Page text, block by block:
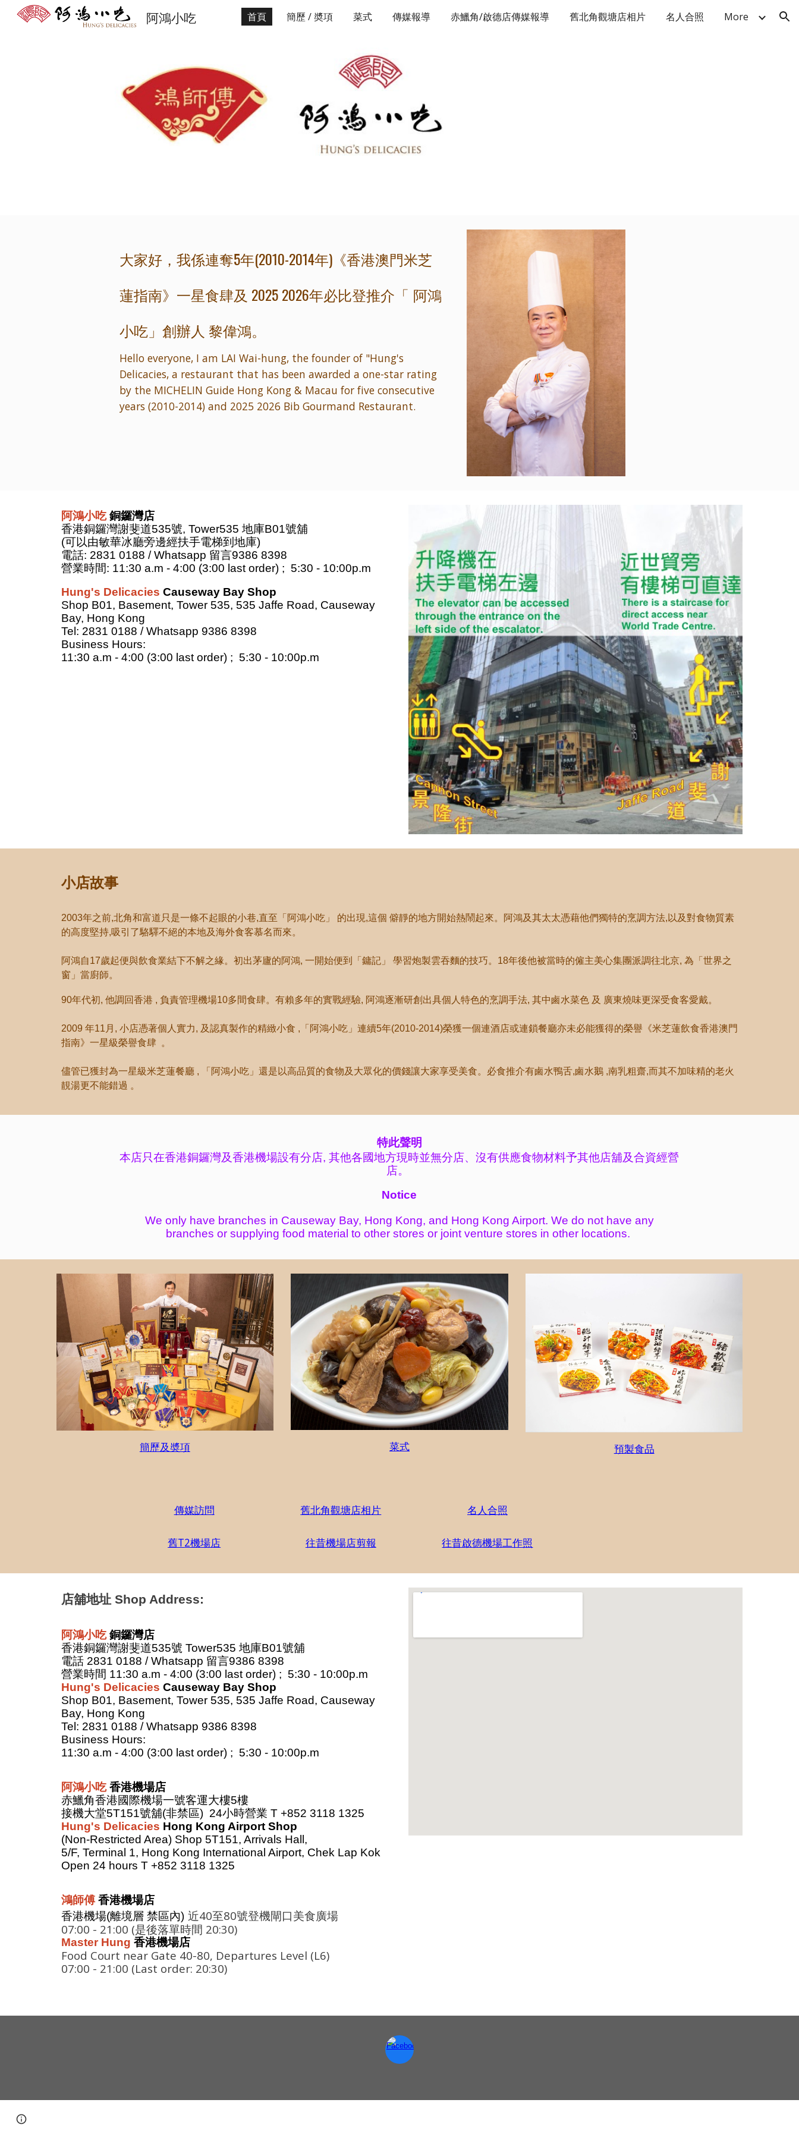
Skip to main content Skip to navigation
阿鴻小吃 首頁 簡歷 / 奬項 菜式 傳媒報導 赤鱲角/啟德店傳媒報導 舊北角觀塘店相片 名人合照 More
大家好，我係連奪5年(2010-2014年) 《香港澳門米芝
蓮指南》 一星食肆及 2025 2026年必比登推介 「 阿鴻
小吃 」創辦人 黎偉鴻。
Hello everyone, I am LAI Wai-hung, the founder of "Hung's
Delicacies, a restaurant that has been awarded a one-star rating
by the MICHELIN Guide Hong Kong & Macau for five consecutive
years (2010-2014) and 2025 2026 Bib Gourmand Restaurant.
阿鴻小吃 銅鑼灣店
香港銅鑼灣謝斐道535號, Tower535 地庫B01號舖
(可以由敏華冰廳旁邊經扶手電梯到地庫)
電話: 2831 0188 / Whatsapp 留言9386 8398
營業時間: 11:30 a.m - 4:00 (3:00 last order) ; 5:30 - 10:00p.m
Hung's Delicacies Causeway Bay Shop
Shop B01, Basement, Tower 535, 535 Jaffe Road, Causeway
Bay, Hong Kong
Tel : 2831 0188 / Whatsapp 9386 8398
Business Hours:
11:30 a.m - 4:00 (3:00 last order) ; 5:30 - 10:00p.m
小店故事
2003年之前,北角和富道只是一條不起眼的小巷,直至 「 阿鴻小吃」
的出現,這個 僻靜的地方開始熱鬧起來。阿鴻及其太太憑藉他們獨特的烹調方法,以及對食物質素
的高度堅持,吸引了駱驛不絕的本地及海外食客慕名而來。
阿鴻自17歲起便與飲食業結下不解之緣。初出茅廬的阿鴻, 一開始便到 「 鏞記」 學習炮製雲吞麵的技巧。18年後他被當時的僱主美心集團派調往北京, 為 「 世界之
窗 」 當廚師。
90年代初, 他調回香港 , 負責管理機場10多間食肆。有賴多年的實戰經驗, 阿鴻逐漸研創出具個人特色的烹調手法, 其中鹵水菜色 及 廣東燒味更深受食客愛戴。
2009 年11月, 小店憑著個人實力, 及認真製作的精緻小食 , 「 阿鴻小吃」 連續5年(2010-2014)榮獲一個連酒店或連鎖餐廳亦未必能獲得的榮譽《米芝蓮飲食香港澳門
指南》一星級榮譽食肆 。
儘管已獲封為一星級米芝蓮餐廳 , 「 阿鴻小吃」 還是以高品質的食物及大眾化的價錢讓大家享受美食。必食推介有鹵水鴨舌,鹵水鵝 ,南乳粗齋,而其不加味精的老火
靚湯更不能錯過 。
特此聲明
本店只在香港銅鑼灣及香港機場設有分店, 其他各國地方現時並無分店、沒有供應食物材料予其他店舖及合資經營
店。
Notice
We only have branches in Causeway Bay, Hong Kong, and Hong Kong Airport. We do not have any
branches or supplying food material to other stores or joint venture stores in other locations.
簡歷及奬項 菜式 預製食品
傳媒訪問
舊T2機場店
舊北角觀塘店相片
往昔機場店剪報
名人合照
往昔啟德機場工作照
店舖地址 Shop Address:
阿鴻小吃銅鑼灣店
香港銅鑼灣謝斐道535號 Tower535 地庫B01號舖
電話 2831 0188 / Whatsapp 留言9386 8398
營業時間 11:30 a.m - 4:00 (3:00 last order) ; 5:30 - 10:00p.m
Hung's Delicacies Causeway Bay Shop
Shop B01, Basement, Tower 535, 535 Jaffe Road, Causeway
Bay, Hong Kong
Tel: 2831 0188 / Whatsapp 9386 8398
Business Hours:
11:30 a.m - 4:00 (3:00 last order) ; 5:30 - 10:00p.m
阿鴻小吃 香港機場店
赤鱲角香港國際機場一號客運大樓5樓
接機大堂5T151號舖(非禁區) 24小時營業 T +852 3118 1325
Hung's Delicacies Hong Kong Airport Shop
(Non-Restricted Area) Shop 5T151, Arrivals Hall,
5/F, Terminal 1, Hong Kong International Airport, Chek Lap Kok
Open 24 hours T +852 3118 1325
鴻師傅香港機場店
香港機場(離境層 禁區內) 近40至80號登機閘口美食廣場
07:00 - 21:00 (是後落單時間 20:30)
Master Hung 香港機場店
Food Court near Gate 40-80, Departures Level (L6)
07:00 - 21:00 (Last order: 20:30)